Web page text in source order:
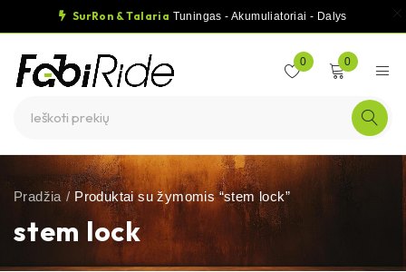
SurRon & Talaria Tuningas - Akumuliatoriai - Dalys
0 0
stem lock
Pradžia / Produktai su žymomis “stem lock”